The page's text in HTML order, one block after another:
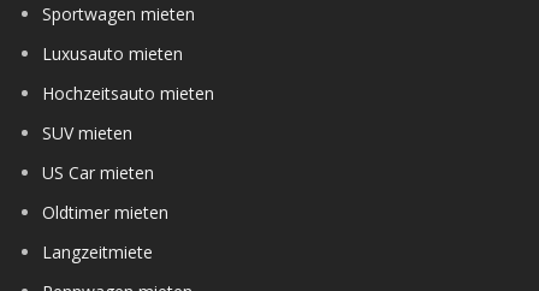
Sportwagen mieten
Luxusauto mieten
Hochzeitsauto mieten
SUV mieten
US Car mieten
Oldtimer mieten
Langzeitmiete